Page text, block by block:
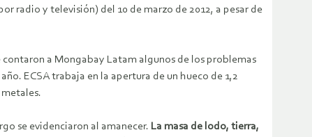
radio y televisión) del 10 de marzo de 2012, a pesar de
contaron a Mongabay Latam algunos de los problemas
ECSA trabaja en la apertura de un hueco de 1,2
se evidenciaron al amanecer. La masa de lodo, tierra,